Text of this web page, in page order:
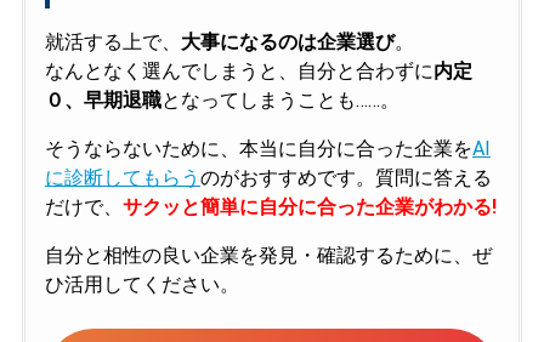
就活する上で、 大事になるのは企業選び。
なんとなく選んでしまうと、自分と合わずに内定
０、早期退職となってしまうことも……。
そうならないために、本当に自分に合った企業をAI
に診断してもらう のがおすすめです。質問に答える
だけで、 サクッと簡単に自分に合った企業がわかる!
自分と相性の良い企業を発見・確認するために、ぜ
ひ活用してください。